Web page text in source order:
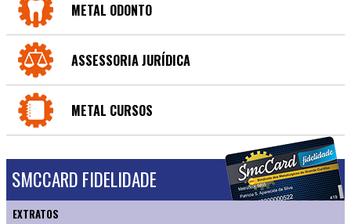
METAL ODONTO
ASSESSORIA JURÍDICA
METAL CURSOS
SMCCARD FIDELIDADE
EXTRATOS